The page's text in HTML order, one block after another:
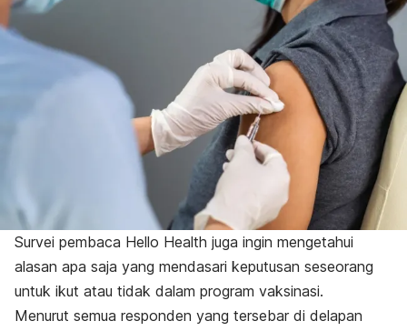
Survei pembaca Hello Health juga ingin mengetahui
alasan apa saja yang mendasari keputusan seseorang
untuk ikut atau tidak dalam program vaksinasi.
Menurut semua responden yang tersebar di delapan